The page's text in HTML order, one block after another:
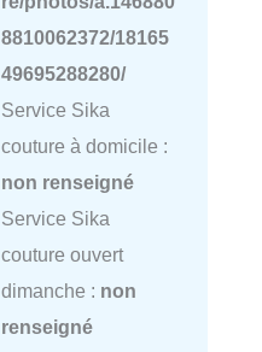
8810062372/18165
49695288280/
Service Sika
couture à domicile :
non renseigné
Service Sika
couture ouvert
dimanche : non
renseigné